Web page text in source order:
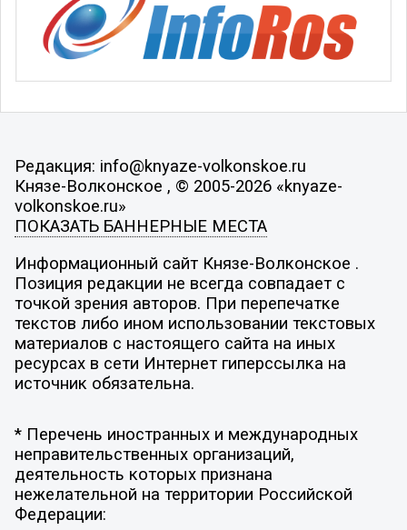
Редакция: info@knyaze-volkonskoe.ru
Князе-Волконское , © 2005-2026 «knyaze-
volkonskoe.ru»
ПОКАЗАТЬ БАННЕРНЫЕ МЕСТА
Информационный сайт Князе-Волконское .
Позиция редакции не всегда совпадает с
точкой зрения авторов. При перепечатке
текстов либо ином использовании текстовых
материалов с настоящего сайта на иных
ресурсах в сети Интернет гиперссылка на
источник обязательна.
* Перечень иностранных и международных
неправительственных организаций,
деятельность которых признана
нежелательной на территории Российской
Федерации: